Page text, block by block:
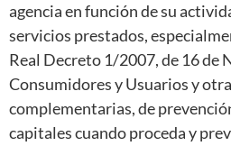
agencia en función de su
servicios prestados,
Real Decreto 1/2007, de 16 de
Consumidores y Usuarios y
complementarias, de
capitales cuando proceda y